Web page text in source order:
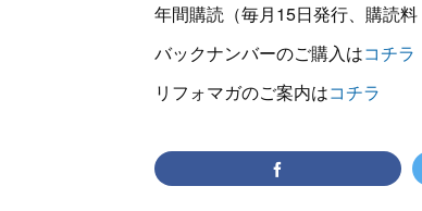
年間購読（毎月15日発行、購読
バックナンバーのご購入はコチラ
リフォマガのご案内はコチラ